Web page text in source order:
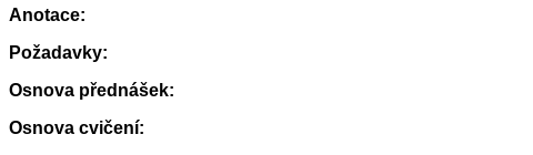
Anotace:
Požadavky:
Osnova přednášek:
Osnova cvičení: